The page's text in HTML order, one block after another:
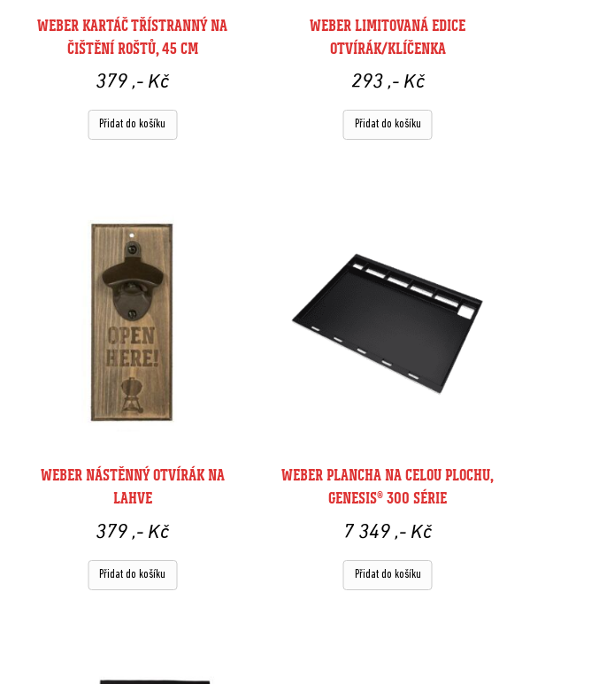
WEBER KARTÁČ TŘÍSTRANNÝ NA
ČIŠTĚNÍ ROŠTŮ, 45 CM
379,- Kč
Přidat do košíku
WEBER LIMITOVANÁ EDICE
OTVÍRÁK/KLÍČENKA
293 ,- Kč
Přidat do košíku
WEBER NÁSTĚNNÝ OTVÍRÁK NA
LAHVE
379,- Kč
Přidat do košíku
WEBER PLANCHA NA CELOU PLOCHU,
GENESIS® 300 SÉRIE
7 349 ,- Kč
Přidat do košíku